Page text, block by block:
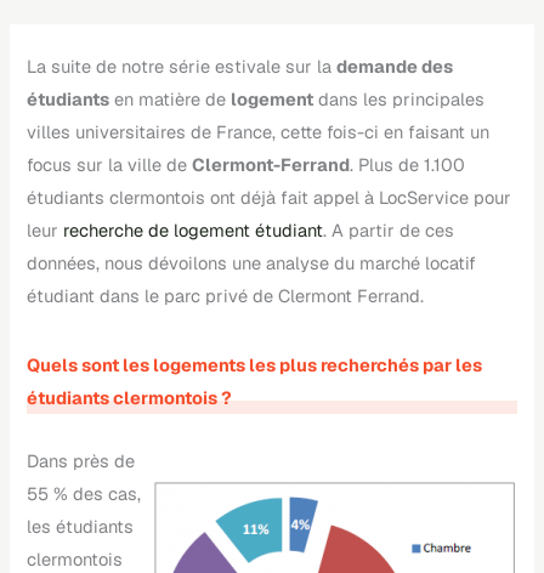
La suite de notre série estivale sur lademande des
étudiants en matière de logement dans les principales
villes universitaires de France, cette fois-ci en faisant un
focus sur la ville deClermont-Ferrand. Plus de 1.100
étudiants clermontois ont déjà fait appel à LocService pour
leur recherche de logement étudiant. A partir de ces
données, nous dévoilons une analyse du marché locatif
étudiant dans le parc privé de Clermont Ferrand.
Quels sont les logements les plus recherchés par les
étudiants clermontois ?
Dans près de
55 % des cas,
les étudiants
clermontois